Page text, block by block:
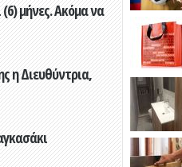
(6) μήνες. Ακόμα να
η Διευθύντρια,